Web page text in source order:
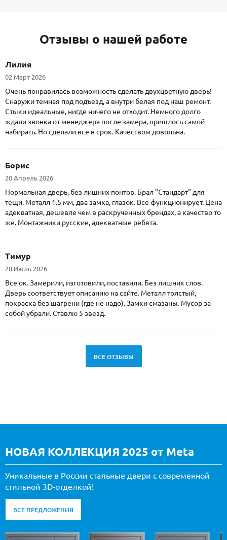
Отзывы о нашей работе
Лилия
02 Март 2026
Очень понравилась возможность сделать двухцветную дверь!
Снаружи темная под подъезд, а внутри белая под наш ремонт.
Стыки идеальные, нигде ничего не отходит. Немного долго
ждали звонка от менеджера после замера, пришлось самой
набирать. Но сделали все в срок. Качеством довольна.
Борис
20 Апрель 2026
Нормальная дверь, без лишних понтов. Брал "Стандарт" для
тещи. Металл 1.5 мм, два замка, глазок. Все функционирует. Цена
адекватная, дешевле чем в раскрученных брендах, а качество то
же. Монтажники русские, адекватные ребята.
Тимур
28 Июль 2026
Все ок. Замерили, изготовили, поставили. Без лишних слов.
Дверь соответствует описанию на сайте. Металл толстый,
покраска без шагрени (где не надо). Замки смазаны. Мусор за
собой убрали. Ставлю 5 звезд.
ВСЕ ОТЗЫВЫ
НОВАЯ КОЛЛЕКЦИЯ 2025 от Meta
Уникальные в России стальные двери с современной
стильной 3D-отделкой!
ВСЕ ПРЕДЛОЖЕНИЯ